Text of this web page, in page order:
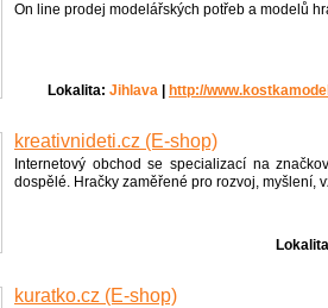
On line prodej modelářských potřeb a modelů
Lokalita: Jihlava http://
kreativnideti.cz (E-shop)
Internetový obchod se specializací na
dospělé. Hračky zaměřené pro rozvoj, myšlení,
kuratko.cz (E-shop)